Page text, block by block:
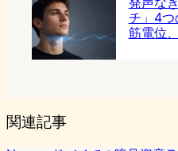
チ」4つ
筋電位
関連記事